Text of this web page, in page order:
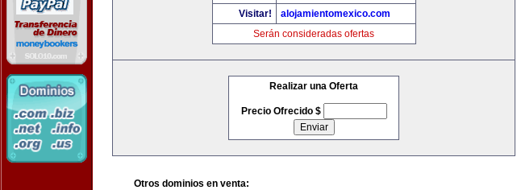
Visitar!
alojamientomexico.com
Serán consideradas ofertas
Realizar una Oferta
Precio Ofrecido $
Otros dominios en venta: